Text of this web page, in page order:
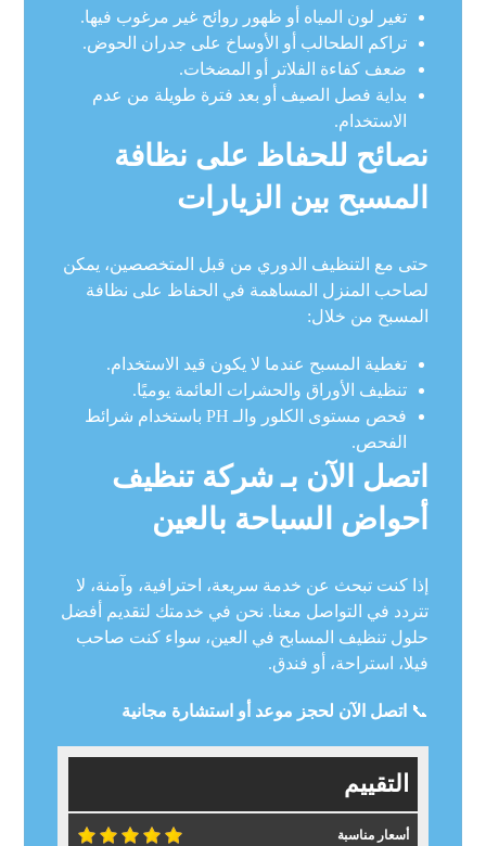
تغير لون المياه أو ظهور روائح غير مرغوب فيها.
تراكم الطحالب أو الأوساخ على جدران الحوض.
ضعف كفاءة الفلاتر أو المضخات.
بداية فصل الصيف أو بعد فترة طويلة من عدم
الاستخدام.
نصائح للحفاظ على نظافة
المسبح بين الزيارات
حتى مع التنظيف الدوري من قبل المتخصصين، يمكن
لصاحب المنزل المساهمة في الحفاظ على نظافة
المسبح من خلال:
تغطية المسبح عندما لا يكون قيد الاستخدام.
تنظيف الأوراق والحشرات العائمة يوميًا.
فحص مستوى الكلور والـ PH باستخدام شرائط
الفحص.
اتصل الآن بـ شركة تنظيف
أحواض السباحة بالعين
إذا كنت تبحث عن خدمة سريعة، احترافية، وآمنة، لا
تتردد في التواصل معنا. نحن في خدمتك لتقديم أفضل
حلول تنظيف المسابح في العين، سواء كنت صاحب
فيلا، استراحة، أو فندق.
📞 اتصل الآن لحجز موعد أو استشارة مجانية
التقييم
أسعار مناسبة